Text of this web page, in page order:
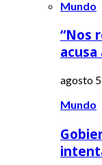
Mundo
“Nos
agosto
Mundo